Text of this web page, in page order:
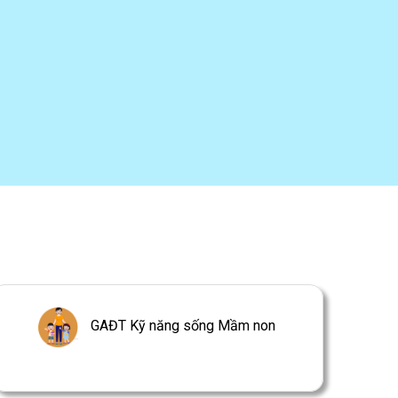
GAĐT Kỹ năng sống Mầm non